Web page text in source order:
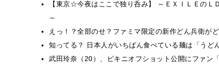
【東京☆今夜はここで独り呑み】 ～ＥＸＩＬＥの
～
えっ！？全部のせ？ファミマ限定の新作どん兵衛が
知ってる？ 日本人がいちばん食べている麺は「うど
武田玲奈（20）、ビキニオフショット公開にファン